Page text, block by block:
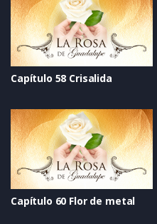
Capítulo 58 Crisalida
Capítulo 60 Flor de metal